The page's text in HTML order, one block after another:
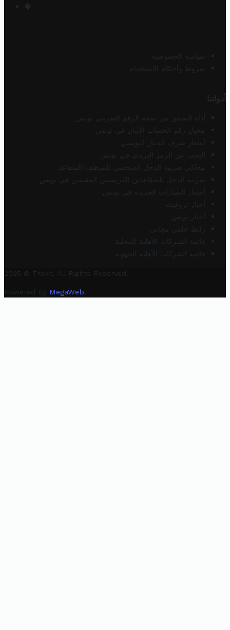
سياسة الخصوصية
شروط وأحكام الاستخدام
أدواتنا
أداة التحقق من صحة الرقم الضريبي تونس
محول رقم الحساب الآيبان في تونس
أسعار صرف الدينار التونسي
البحث عن الرمز البريدي في تونس
محاكي ضريبة الدخل الشخصي للموظف/المتقاعد
ضريبة الدخل للمتقاعدين الفرنسيين المقيمين في تونس
أسعار السيارات الجديدة في تونس
أخبار تروفيت
أخبار تونس
رابط خلفي مجاني
قائمة الشركات الأهلية المحلية
قائمة الشركات الأهلية الجهوية
2025 © Trovit. All Rights Reserved.
Powered By MegaWeb